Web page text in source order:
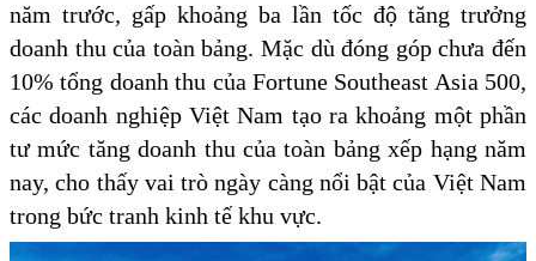
năm trước, gấp khoảng ba lần tốc độ tăng trưởng
doanh thu của toàn bảng. Mặc dù đóng góp chưa đến
10% tổng doanh thu của Fortune Southeast Asia 500,
các doanh nghiệp Việt Nam tạo ra khoảng một phần
tư mức tăng doanh thu của toàn bảng xếp hạng năm
nay, cho thấy vai trò ngày càng nổi bật của Việt Nam
trong bức tranh kinh tế khu vực.